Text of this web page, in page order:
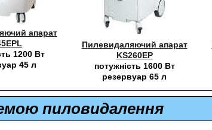
апарат
1200 Вт
45 л
Пилевидаляючий апарат
KS260EP
потужність 1600 Вт
резервуар 65 л
пиловидалення